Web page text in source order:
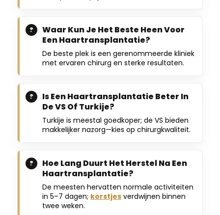
Waar Kun Je Het Beste Heen Voor
Een Haartransplantatie?
De beste plek is een gerenommeerde kliniek
met ervaren chirurg en sterke resultaten.
Is Een Haartransplantatie Beter In
De VS Of Turkije?
Turkije is meestal goedkoper; de VS bieden
makkelijker nazorg—kies op chirurgkwaliteit.
Hoe Lang Duurt Het Herstel Na Een
Haartransplantatie?
De meesten hervatten normale activiteiten
in 5–7 dagen; korstjes verdwijnen binnen
twee weken.